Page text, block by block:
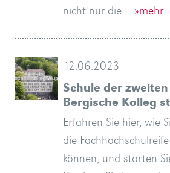
nicht nur die… »mehr
12.06.2023
Schule der
Bergische Kolleg
Erfahren Sie hier, wie
die
können, und starten